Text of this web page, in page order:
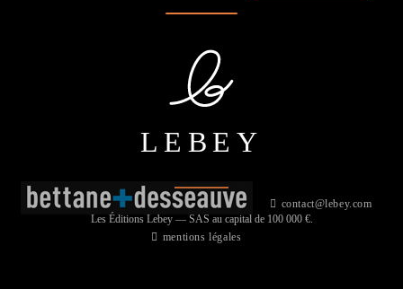
contact@lebey.com
mentions légales
LEBEY
Les Éditions Lebey — SAS au capital de 100 000 €.